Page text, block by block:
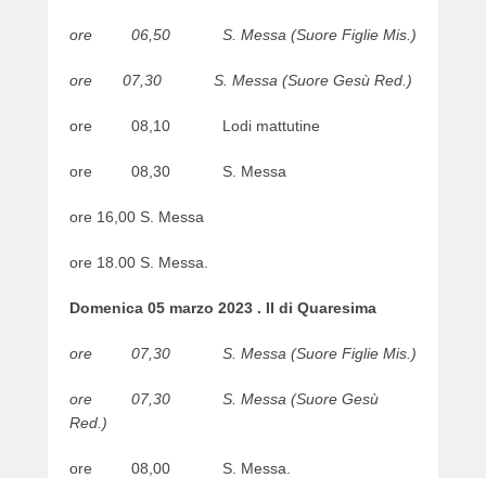
s
e
o
0
/
/
0
3
b
w
ore 06,50 S. Messa (Suore Figlie Mis.)
ore 07,30 S. Messa (Suore Gesù Red.)
ore 08,10 Lodi mattutine
ore 08,30 S. Messa
ore 16,00 S. Messa
ore 18.00 S. Messa.
Domenica 05 marzo 2023 . II di Quaresima
ore 07,30 S. Messa (Suore Figlie Mis.)
ore 07,30 S. Messa (Suore Gesù
Red.)
ore 08,00 S. Messa.